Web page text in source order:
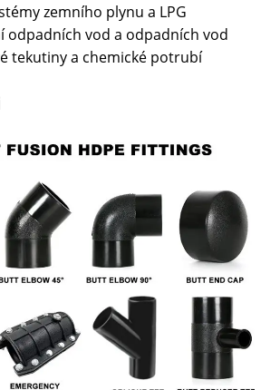
zemního plynu a LPG
odpadních vod a odpadních vod
tekutiny a chemické potrubí